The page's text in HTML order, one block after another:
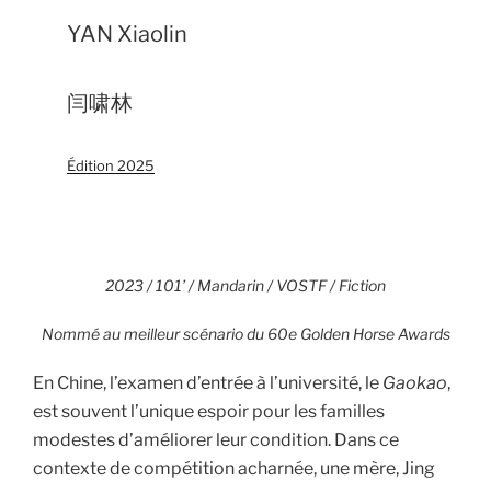
YAN Xiaolin
闫啸林
Édition 2025
2023 / 101’ / Mandarin / VOSTF / Fiction
Nommé au meilleur scénario du 60e Golden Horse Awards
En Chine, l’examen d’entrée à l’université, le Gaokao,
est souvent l’unique espoir pour les familles
modestes d’améliorer leur condition. Dans ce
contexte de compétition acharnée, une mère, Jing